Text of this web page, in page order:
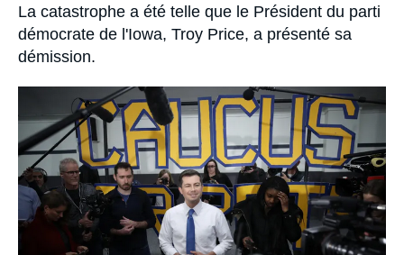
La catastrophe a été telle que le Président du parti
démocrate de l'Iowa, Troy Price, a présenté sa
démission.
principale
médiatique